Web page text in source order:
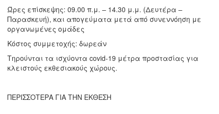
Ώρες επίσκεψης: 09.00 π.μ. – 14.30 μ.μ. (Δευτέρα –
Παρασκευή), και απογεύματα μετά από συνεννόηση με
οργανωμένες ομάδες
Κόστος συμμετοχής: δωρεάν
Τηρούνται τα ισχύοντα covid-19 μέτρα προστασίας για
κλειστούς εκθεσιακούς χώρους.
ΠΕΡΙΣΣΟΤΕΡΑ ΓΙΑ ΤΗΝ ΕΚΘΕΣΗ